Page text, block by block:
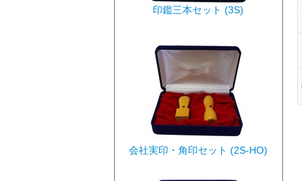
印鑑三本セット (3S)
会社実印・角印セット (2S-HO)